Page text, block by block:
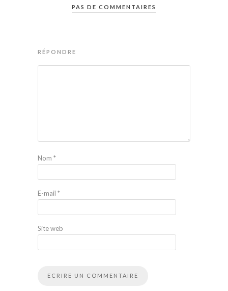
PAS DE COMMENTAIRES
RÉPONDRE
Nom *
E-mail *
Site web